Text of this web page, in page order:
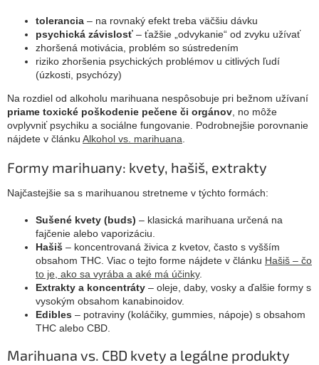
tolerancia – na rovnaký efekt treba väčšiu dávku
psychická závislosť – ťažšie „odvykanie“ od zvyku užívať
zhoršená motivácia, problém so sústredením
riziko zhoršenia psychických problémov u citlivých ľudí
(úzkosti, psychózy)
Na rozdiel od alkoholu marihuana nespôsobuje pri bežnom užívaní
priame toxické poškodenie pečene či orgánov , no môže
ovplyvniť psychiku a sociálne fungovanie. Podrobnejšie porovnanie
nájdete v článku Alkohol vs. marihuana
Formy marihuany: kvety, hašiš, extrakty
Najčastejšie sa s marihuanou stretneme v týchto formách:
Sušené kvety (buds) – klasická marihuana určená na
fajčenie alebo vaporizáciu.
Hašiš – koncentrovaná živica z kvetov, často s vyšším
obsahom THC. Viac o tejto forme nájdete v článku Hašiš – čo
to je, ako sa vyrába a aké má účinky.
Extrakty a koncentráty – oleje, daby, vosky a ďalšie formy s
vysokým obsahom kanabinoidov.
Edibles – potraviny (koláčiky, gummies, nápoje) s obsahom
THC alebo CBD.
Marihuana vs. CBD kvety a legálne produkty